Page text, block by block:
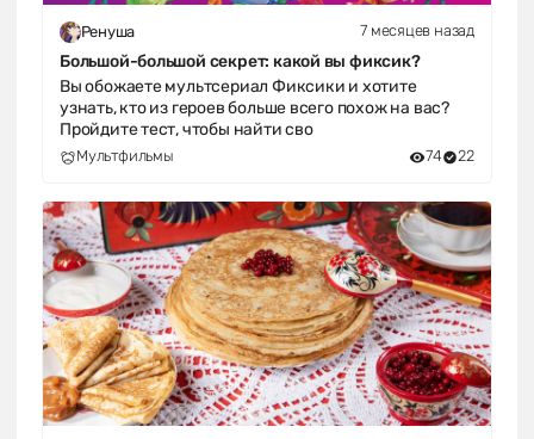
Ренуша 7 месяцев назад
Большой-большой секрет: какой вы фиксик?
Вы обожаете мультсериал Фиксики и хотите
узнать, кто из героев больше всего похож на вас?
Пройдите тест, чтобы найти сво
Мультфильмы 74 22